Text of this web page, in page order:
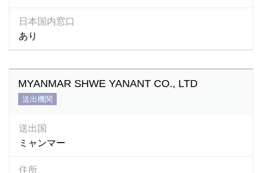
日本国内窓口
あり
MYANMAR SHWE YANANT CO., LTD
送出機関
送出国
ミャンマー
住所